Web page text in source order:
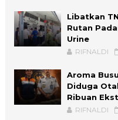
Libatkan
Rutan
Urine
RIFNALDI
Aroma
Diduga
Ribuan
RIFNALDI